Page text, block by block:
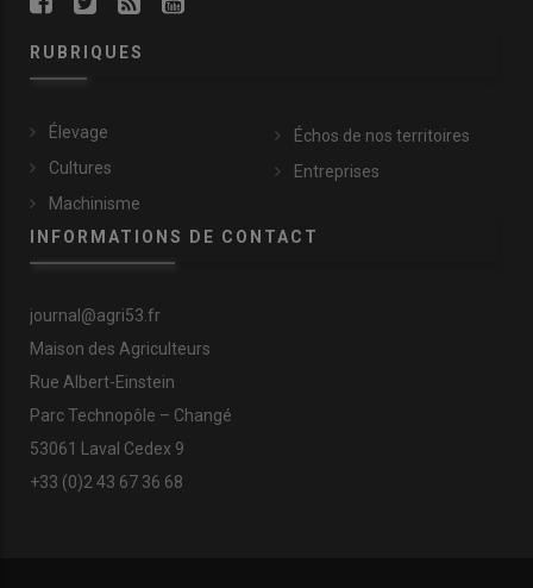
RUBRIQUES
Élevage
Cultures
Machinisme
Échos de nos territoires
Entreprises
INFORMATIONS DE CONTACT
journal@agri53.fr
Maison des Agriculteurs
Rue Albert-Einstein
Parc Technopôle – Changé
53061 Laval Cedex 9
+33 (0)2 43 67 36 68